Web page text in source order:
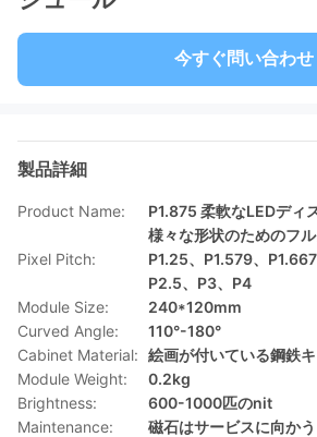
今すぐ問い合わせ
製品詳細
Product Name:
P1.875 柔軟なLEDディ
様々な形状のためのフ
Pixel Pitch:
P1.25、P1.579、
P2.5、P3、P4
Module Size:
240*120mm
Curved Angle:
110°-180°
Cabinet Material: 絵画が付いている鋼鉄
Module Weight:
0.2kg
Brightness:
600-1000匹のnit
Maintenance:
磁石はサービスに向かう